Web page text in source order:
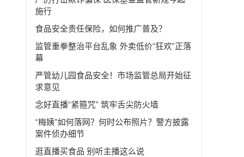
施行
食品安全责任保险，如何推广普及？
监管重拳整治平台乱象 外卖低价“狂欢”正落
幕
严管幼儿园食品安全！市场监管总局开始征
求意见
念好直播“紧箍咒” 筑牢舌尖防火墙
“梅姨”如何落网？何时公布照片？警方披露
案件侦办细节
逛直播买食品 别听主播这么说